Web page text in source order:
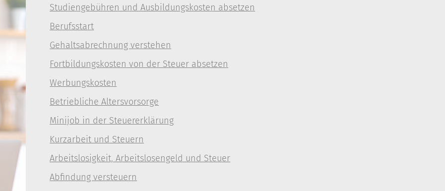
Studiengebühren und Ausbildungskosten absetzen
Berufsstart
Gehaltsabrechnung verstehen
Fortbildungskosten von der Steuer absetzen
Werbungskosten
Betriebliche Altersvorsorge
Minijob in der Steuererklärung
Kurzarbeit und Steuern
Arbeitslosigkeit, Arbeitslosengeld und Steuer
Abfindung versteuern